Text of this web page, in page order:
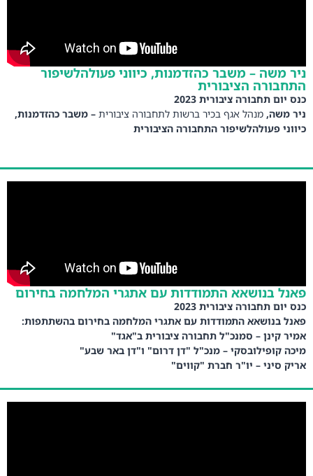
ניר משה – משבר כהזדמנות, כיווני פעולהלשיפור
התחבורה הציבורית
כנס יום תחבורה ציבורית 2023
ניר משה, מנהל אגף בכיר ברשות לתחבורה ציבורית – משבר כהזדמנות,
כיווני פעולהלשיפור התחבורה הציבורית
פאנל בנושאא התמודדות עם אתגרי המלחמה בחירום
כנס יום תחבורה ציבורית 2023
פאנל בנושאא התמודדות עם אתגרי המלחמה בחירום בהשתתפות:
אמיר קינן – סמנכ"ל תחבורה ציבורית ב"אגד"
מיכה קופילובסקי – מנכ"ל "דן דרום" ו"דן באר שבע"
אריק סיני – יו"ר חברת "קווים"
ציבורית